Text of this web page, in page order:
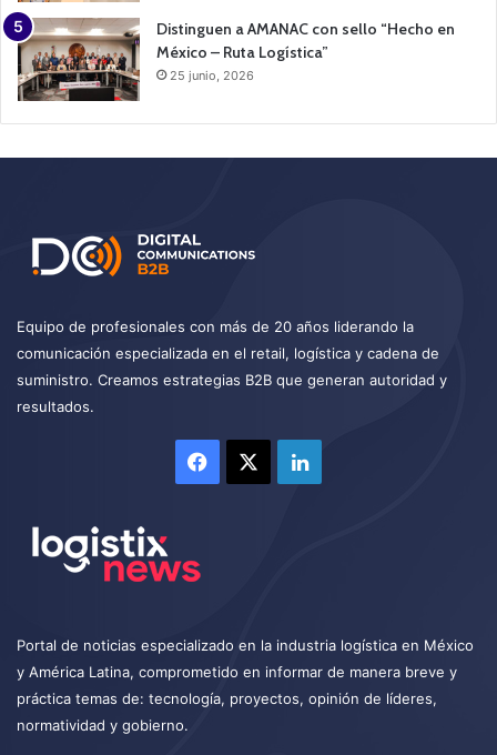
Distinguen a AMANAC con sello “Hecho en
México – Ruta Logística”
25 junio, 2026
Equipo de profesionales con más de 20 años liderando la
comunicación especializada en el retail, logística y cadena de
suministro. Creamos estrategias B2B que generan autoridad y
resultados.
Facebook LinkedIn
Portal de noticias especializado en la industria logística en México
y América Latina, comprometido en informar de manera breve y
práctica temas de: tecnología, proyectos, opinión de líderes,
normatividad y gobierno.